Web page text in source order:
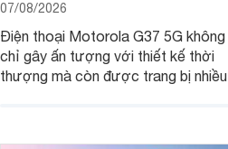
07/08/2026
Điện thoại Motorola G37 5G không
chỉ gây ấn tượng với thiết kế thời
thượng mà còn được trang bị nhiều